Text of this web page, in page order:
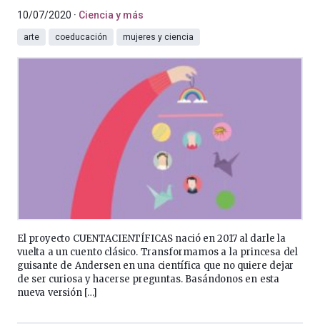
10/07/2020 Ciencia y más
arte coeducación mujeres y ciencia
El proyecto CUENTACIENTÍFICAS nació en 2017 al darle la
vuelta a un cuento clásico. Transformamos a la princesa del
guisante de Andersen en una científica que no quiere dejar
de ser curiosa y hacerse preguntas. Basándonos en esta
nueva versión […]